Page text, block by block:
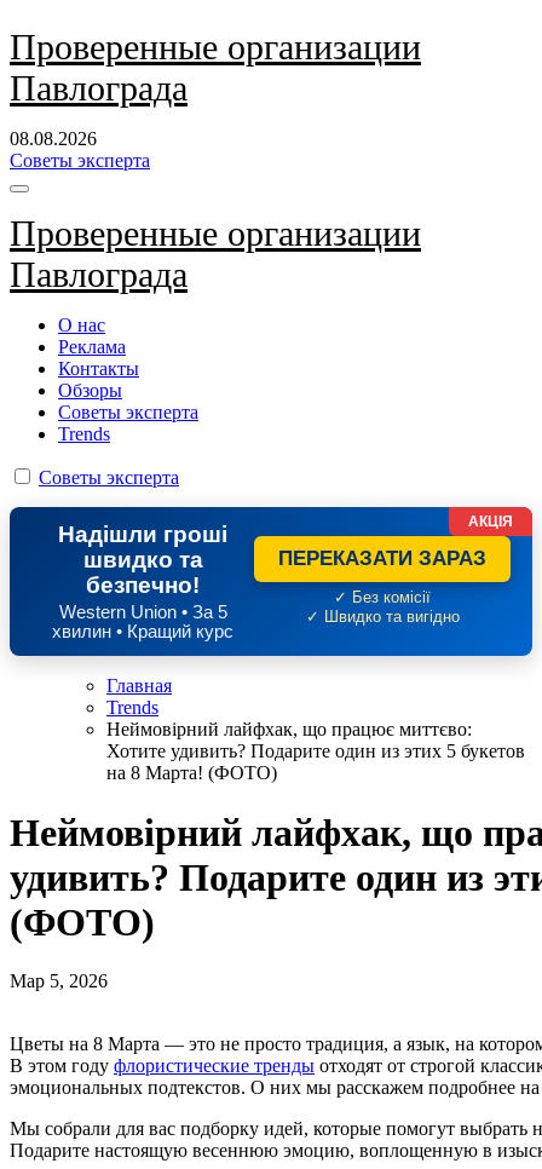
Перейти
к
содержанию
Проверенные организации
Павлограда
08.08.2026
Советы эксперта
Проверенные организации
Павлограда
О нас
Реклама
Контакты
Обзоры
Советы эксперта
Trends
Советы эксперта
Надішли гроші
швидко та
безпечно!
Western Union • За 5
хвилин • Кращий курс
ПЕРЕКАЗАТИ ЗАРАЗ
✓ Без комісії
✓ Швидко та вигідно
АКЦІЯ
Главная
Trends
Неймовірний лайфхак, що працює миттєво:
Хотите удивить? Подарите один из этих 5 букетов
на 8 Марта! (ФОТО)
Неймовірний лайфхак, що
удивить? Подарите один из
(ФОТО)
Мар 5, 2026
Цветы на 8 Марта — это не просто традиция, а язык, на котором мы выражаем восхищение, благодарность и любовь.
В этом году флористические тренды отходят от строгой
эмоциональных подтекстов. О них мы расскажем подробнее
Мы собрали для вас подборку идей, которые помогут
Подарите настоящую весеннюю эмоцию, воплощенную в